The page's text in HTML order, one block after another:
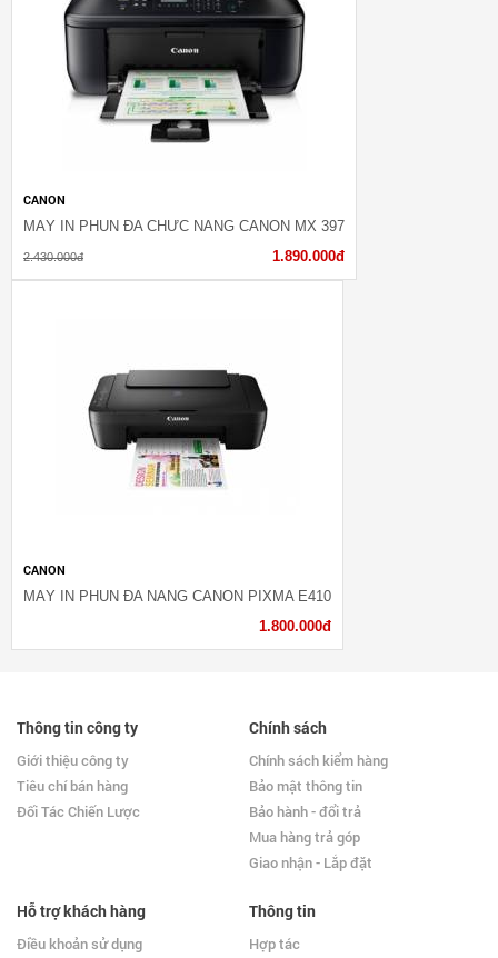
CANON
MÁY IN PHUN ĐA CHỨC NĂNG CANON MX 397
2.430.000đ 1.890.000đ
CANON
MÁY IN PHUN ĐA NĂNG CANON PIXMA E410
1.800.000đ
Thông tin công ty
Giới thiệu công ty
Tiêu chí bán hàng
Đối Tác Chiến Lược
Chính sách
Chính sách kiểm hàng
Bảo mật thông tin
Bảo hành - đổi trả
Mua hàng trả góp
Giao nhận - Lắp đặt
Hỗ trợ khách hàng
Điều khoản sử dụng
Thông tin
Hợp tác